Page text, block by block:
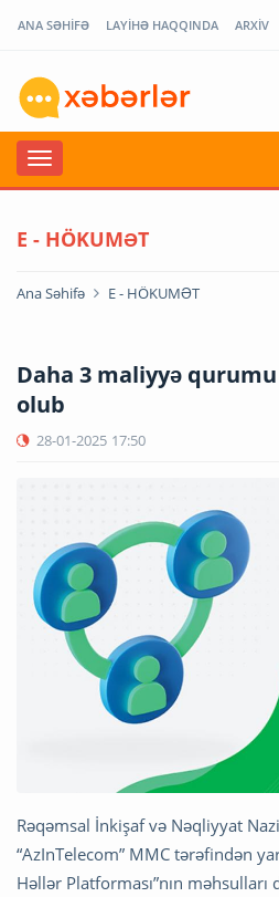
ANA SƏHİFƏ LAYİHƏ HAQQINDA ARXİV
E - HÖKUMƏT
Ana Səhifə E - HÖKUMƏT
Daha 3 maliyyə
olub
28-01-2025 17:50
Rəqəmsal İnkişaf və Nəqliyyat
“AzInTelecom” MMC tərəfindən
Həllər Platforması”nın